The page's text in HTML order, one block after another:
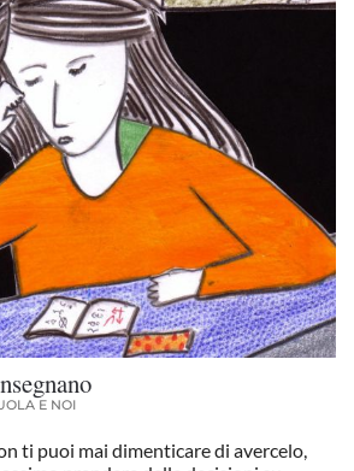
E NOI
ti puoi mai dimenticare di avercelo,